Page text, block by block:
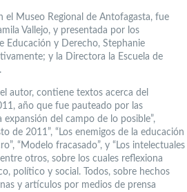
el Museo Regional de Antofagasta, fue
Vallejo, y presentada por los
Educación y Derecho, Stephanie
y la Directora la Escuela de
autor, contiene textos acerca del
año que fue pauteado por las
expansión del campo de lo posible”,
de 2011”, “Los enemigos de la educación
“Modelo fracasado”, y “Los intelectuales
otros, sobre los cuales reflexiona
político y social. Todos, sobre hechos
y artículos por medios de prensa